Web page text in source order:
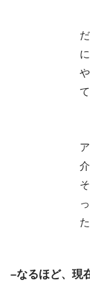
–なるほど、現